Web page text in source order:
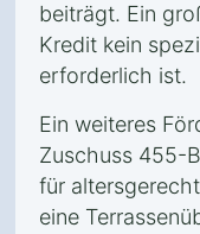
beiträgt. Ein
Kredit kein
erforderlich ist.
Ein weiteres
Zuschuss 455-
für
eine